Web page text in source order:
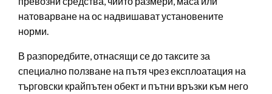
натоварване на ос надвишават установените
норми.
В разпоредбите, отнасящи се до таксите за
специално ползване на пътя чрез експлоатация на
търговски крайпътен обект и пътни връзки към него